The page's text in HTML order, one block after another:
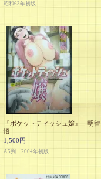
昭和63年初版
『ポケットティッシュ嬢』 明智
悟
1,500円
A5判 2004年初版